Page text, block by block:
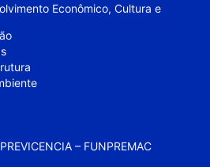
Econômico, Cultura e
– FUNPREMAC